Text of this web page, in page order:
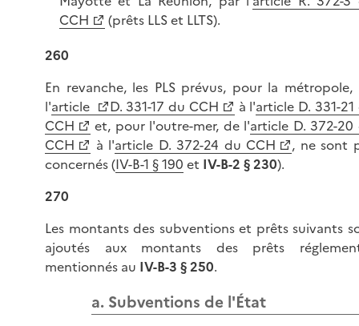
CCH
(prêts LLS et LLTS).
260
En revanche, les PLS prévus, pour la métropole,
l'article D. 331-17 du CCH à l'article D. 331-
CCH
et, pour l'outre-mer, de l'article D. 372-20
CCH
à l'article D. 372-24 du CCH
, ne sont
concernés (IV-B-1 § 190 et IV-B-2 § 230).
270
Les montants des subventions et prêts suivants
ajoutés aux montants des prêts
mentionnés au IV-B-3 § 250.
a. Subventions de l'État